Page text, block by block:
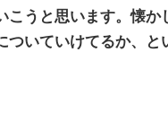
こうと思います。懐か
いていけてるか、と